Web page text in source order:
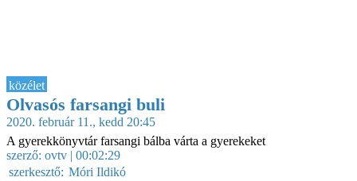
közélet
Olvasós farsangi buli
2020. február 11., kedd 20:45
A gyerekkönyvtár farsangi bálba várta a gyerekeket
szerző: ovtv | 00:02:29
szerkesztő: Móri Ildikó